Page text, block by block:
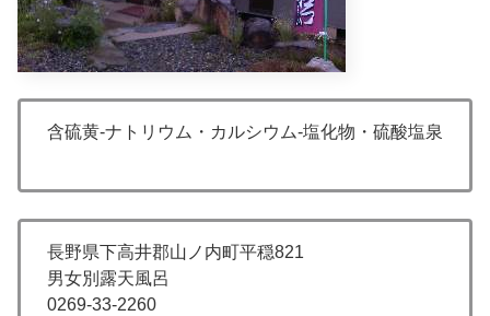
含硫黄-ナトリウム・カルシウム-塩化物・硫酸塩泉
長野県下高井郡山ノ内町平穏821
男女別露天風呂
0269-33-2260